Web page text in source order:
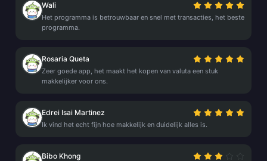
Wali
Het programma is betrouwbaar en snel met transacties, het beste
programma.
Rosaria Queta
Zeer goede app, het maakt het kopen van valuta een stuk
makkelijker voor ons.
Edrei Isai Martinez
Ik vind het echt fijn hoe makkelijk en duidelijk alles is.
Bibo Khong